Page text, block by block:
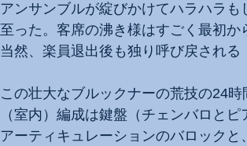
アンサンブルが綻びかけてハラハラ
至った。客席の沸き様はすごく最初か
当然、楽員退出後も独り呼び戻される
この壮大なブルックナーの荒技の24
（室内）編成は鍵盤（チェンバロと
アーティキュレーションのバロック